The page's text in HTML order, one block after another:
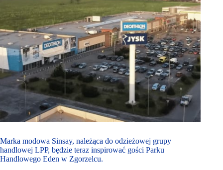
Marka modowa Sinsay, należąca do odzieżowej grupy
handlowej LPP, będzie teraz inspirować gości Parku
Handlowego Eden w Zgorzelcu.